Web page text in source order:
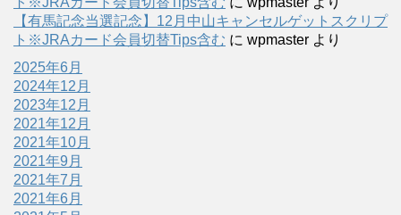
【有馬記念当選記念】12月中山キャンセルゲットスクリプ
ト※JRAカード会員切替Tips含む に wpmaster より
2025年6月
2024年12月
2023年12月
2021年12月
2021年10月
2021年9月
2021年7月
2021年6月